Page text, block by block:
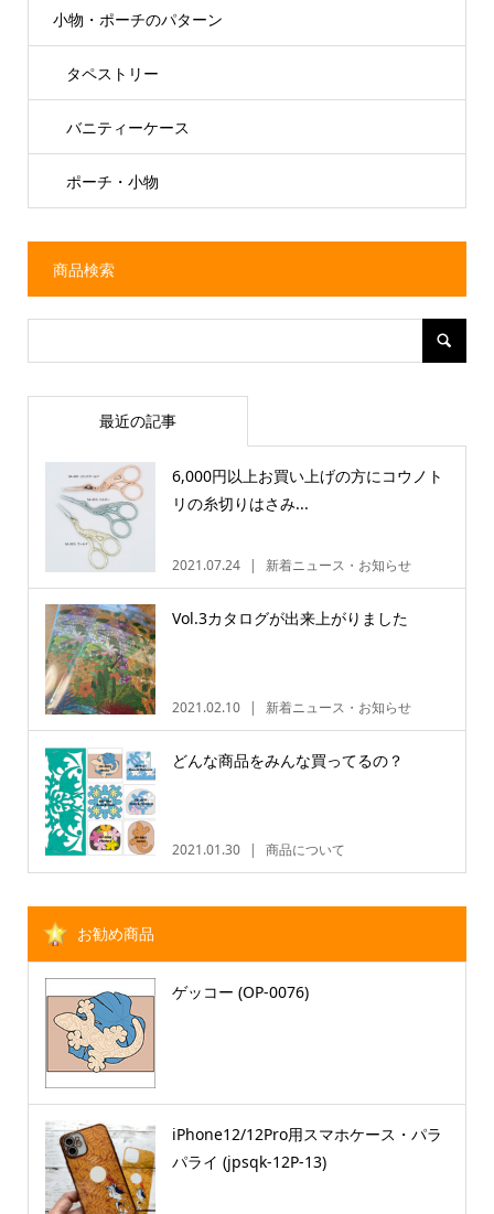
小物・ポーチのパターン
タペストリー
バニティーケース
ポーチ・小物
商品検索
最近の記事
6,000円以上お買い上げの方にコウノト
リの糸切りはさみ...
2021.07.24 新着ニュース・お知らせ
Vol.3カタログが出来上がりました
2021.02.10 新着ニュース・お知らせ
どんな商品をみんな買ってるの？
2021.01.30 商品について
お勧め商品
ゲッコー (OP-0076)
iPhone12/12Pro用スマホケース・パラ
パライ (jpsqk-12P-13)